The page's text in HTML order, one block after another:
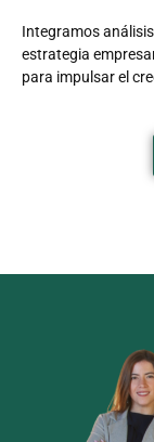
Integramos
estrategia
para impulsar el